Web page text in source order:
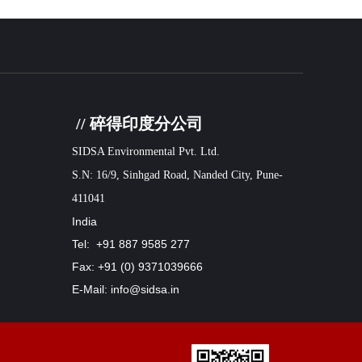
// 碎得印度分公司
SIDSA Environmental Pvt. Ltd.
S.N: 16/9, Sinhgad Road, Nanded City, Pune-
411041
India
Tel: +91 887 9585 277
Fax: +91 (0) 9371039666
E-Mail: info@sidsa.in